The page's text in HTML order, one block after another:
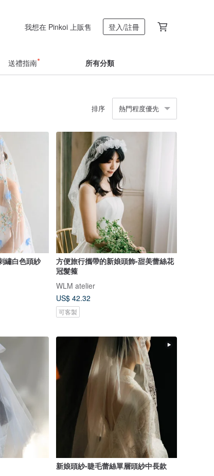
我想在 Pinkoi 上販售 登入/註冊
送禮指南 所有分類
排序 熱門程度優先
繡白色頭紗
方便旅行攜帶的新娘頭飾-甜美蕾絲花
冠髮箍
WLM atelier
US$ 42.32
可客製
新娘頭紗-睫毛蕾絲單層頭紗中長款